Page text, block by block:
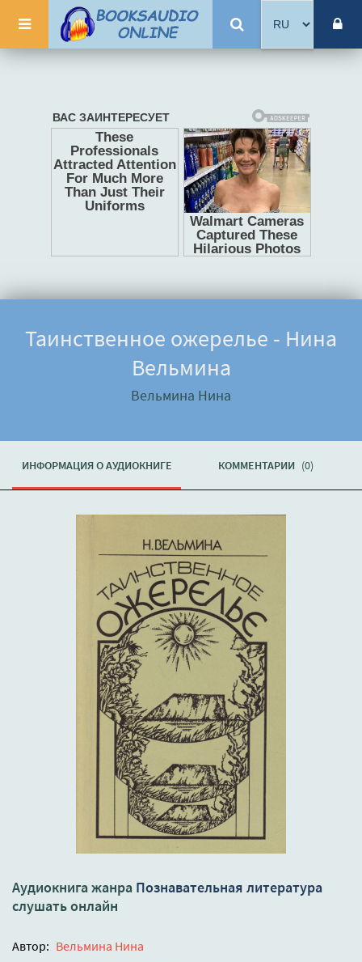
Таинственное ожерелье - Нина
Вельмина
Вельмина Нина
ИНФОРМАЦИЯ О АУДИОКНИГЕ КОММЕНТАРИИ (0)
Аудиокнига жанра Познавательная литература
слушать онлайн
Автор: Вельмина Нина